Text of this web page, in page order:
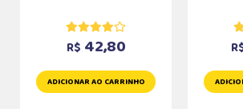
R$ 42,80
ADICIONAR AO CARRINHO